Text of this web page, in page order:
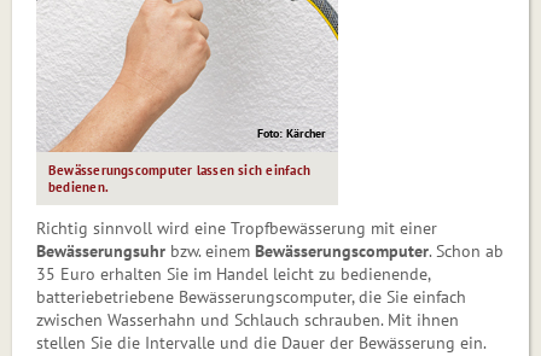
Foto: Kärcher
Bewässerungscomputer lassen sich einfach
bedienen.
Richtig sinnvoll wird eine Tropfbewässerung mit einer
Bewässerungsuhr bzw. einem Bewässerungscomputer. Schon ab
35 Euro erhalten Sie im Handel leicht zu bedienende,
batteriebetriebene Bewässerungscomputer, die Sie einfach
zwischen Wasserhahn und Schlauch schrauben. Mit ihnen
stellen Sie die Intervalle und die Dauer der Bewässerung ein.